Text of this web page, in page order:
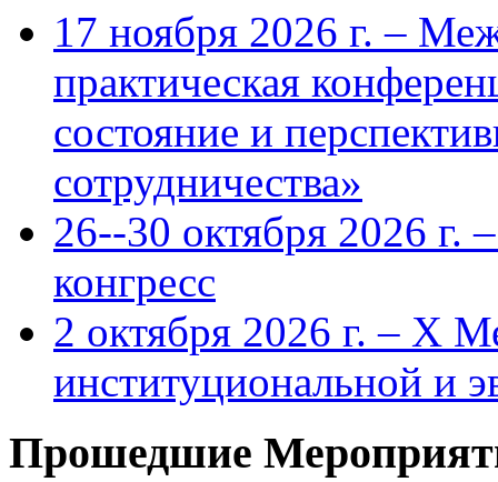
17 ноября 2026 г. –
практическая
состояние и
сотрудничества»
26--30 октября 2026 г.
конгресс
2 октября 2026 г. – X
институциональной и
Прошедшие